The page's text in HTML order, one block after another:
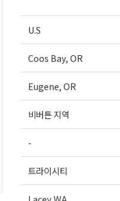
U.S
Coos Bay, OR
Eugene, OR
비버튼 지역
-
트라이시티